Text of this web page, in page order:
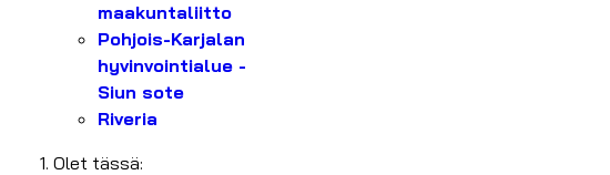
maakuntaliitto
Pohjois-Karjalan
hyvinvointialue -
Siun sote
Riveria
Olet tässä: